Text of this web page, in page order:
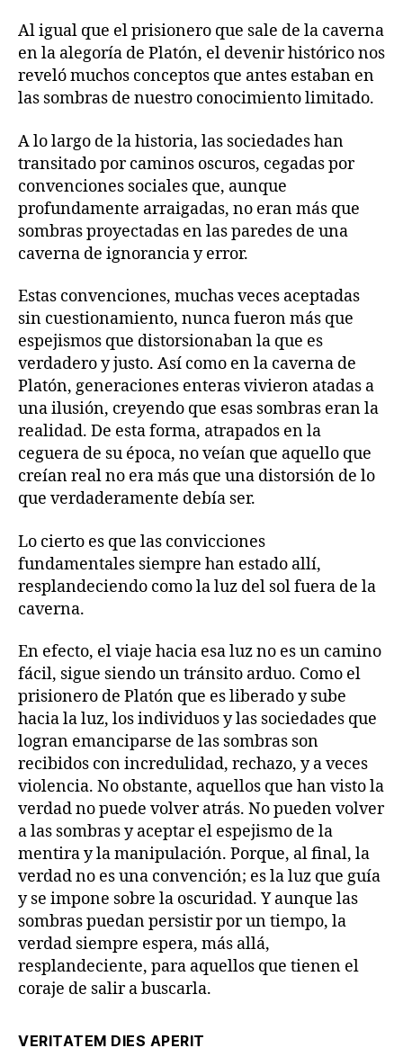
Al igual que el prisionero que sale de la caverna
en la alegoría de Platón, el devenir histórico nos
reveló muchos conceptos que antes estaban en
las sombras de nuestro conocimiento limitado.
A lo largo de la historia, las sociedades han
transitado por caminos oscuros, cegadas por
convenciones sociales que, aunque
profundamente arraigadas, no eran más que
sombras proyectadas en las paredes de una
caverna de ignorancia y error.
Estas convenciones, muchas veces aceptadas
sin cuestionamiento, nunca fueron más que
espejismos que distorsionaban la que es
verdadero y justo. Así como en la caverna de
Platón, generaciones enteras vivieron atadas a
una ilusión, creyendo que esas sombras eran la
realidad. De esta forma, atrapados en la
ceguera de su época, no veían que aquello que
creían real no era más que una distorsión de lo
que verdaderamente debía ser.
Lo cierto es que las convicciones
fundamentales siempre han estado allí,
resplandeciendo como la luz del sol fuera de la
caverna.
En efecto, el viaje hacia esa luz no es un camino
fácil, sigue siendo un tránsito arduo. Como el
prisionero de Platón que es liberado y sube
hacia la luz, los individuos y las sociedades que
logran emanciparse de las sombras son
recibidos con incredulidad, rechazo, y a veces
violencia. No obstante, aquellos que han visto la
verdad no puede volver atrás. No pueden volver
a las sombras y aceptar el espejismo de la
mentira y la manipulación. Porque, al final, la
verdad no es una convención; es la luz que guía
y se impone sobre la oscuridad. Y aunque las
sombras puedan persistir por un tiempo, la
verdad siempre espera, más allá,
resplandeciente, para aquellos que tienen el
coraje de salir a buscarla.
VERITATEM DIES APERIT